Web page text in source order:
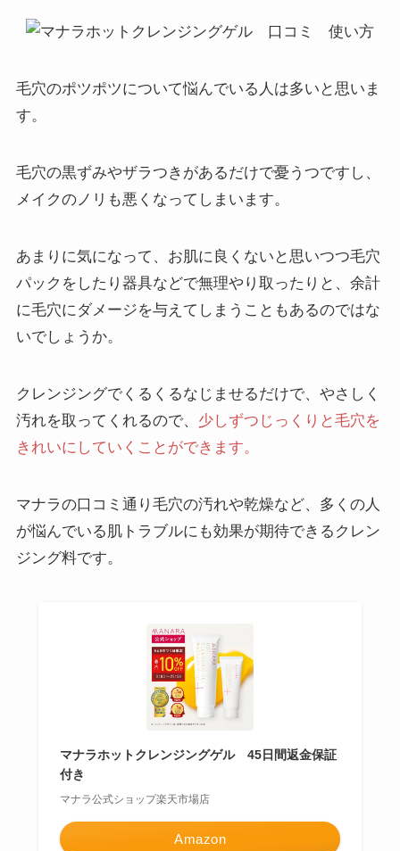
なに濃くない方だと思います。 ダブル洗
特に汚れが残っていることはないみたい
使っているうちに鼻の毛穴がきれいにな
りました。 だからファンデーションのり
がよくなって、メイクがしやすくなりま
に熱さが気になるほどホットじゃない感
じです。 でも毛穴に働きかけてくれてい
るんですね。 鼻周辺はくるくると小さく
円を描くようにして洗ったのがよかった
んだと思います。 毛穴が目立たなくなっ
てきたのは嬉しいので、使い続けていこ
毛穴のポツポツについて悩んでいる人は多いと思いま
す。
毛穴の黒ずみやザラつきがあるだけで憂うつですし、
メイクのノリも悪くなってしまいます。
あまりに気になって、お肌に良くないと思いつつ毛穴
パックをしたり器具などで無理やり取ったりと、余計
に毛穴にダメージを与えてしまうこともあるのではな
いでしょうか。
クレンジングでくるくるなじませるだけで、やさしく
汚れを取ってくれるので、 少しずつじっくりと毛穴を
きれいにしていくことができます。
マナラの口コミ通り毛穴の汚れや乾燥など、多くの人
が悩んでいる肌トラブルにも効果が期待できるクレン
ジング料です。
マナラホットクレンジングゲル 45日間返金保証
付き
マナラ公式ショップ楽天市場店
Amazon